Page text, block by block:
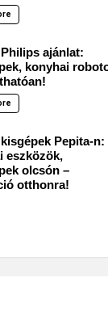
ajánlat:
konyhai
Pepita-n:
eszközök,
olcsón –
otthonra!